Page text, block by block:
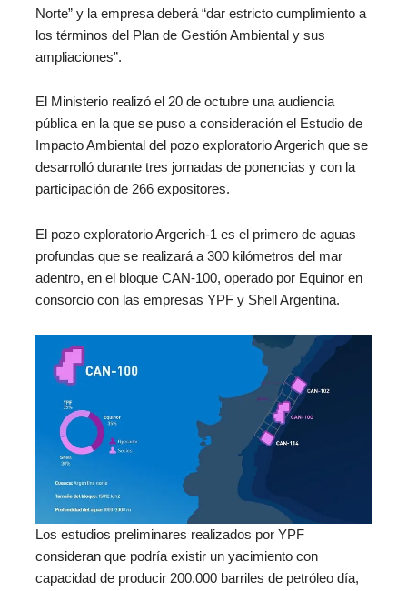
Norte” y la empresa deberá “dar estricto cumplimiento a
los términos del Plan de Gestión Ambiental y sus
ampliaciones”.
El Ministerio realizó el 20 de octubre una audiencia
pública en la que se puso a consideración el Estudio de
Impacto Ambiental del pozo exploratorio Argerich que se
desarrolló durante tres jornadas de ponencias y con la
participación de 266 expositores.
El pozo exploratorio Argerich‑1 es el primero de aguas
profundas que se realizará a 300 kilómetros del mar
adentro, en el bloque CAN-100, operado por Equinor en
consorcio con las empresas YPF y Shell Argentina.
Los estudios preliminares realizados por YPF
consideran que podría existir un yacimiento con
capacidad de producir 200.000 barriles de petróleo día,